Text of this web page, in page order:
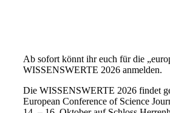
Ab sofort könnt ihr euch für die
WISSENSWERTE 2026 anmelden.
Die WISSENSWERTE 2026 findet
European Conference of Science